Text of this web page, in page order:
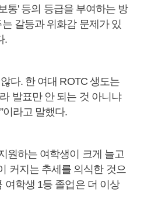
통' 등의 등급을 부여하는 방
갈등과 위화감 문제가 있
.
다. 한 여대 ROTC 생도는
발표만 안 되는 것 아니냐
이라고 말했다.
원하는 여학생이 크게 늘고
커지는 추세를 의식한 것으
여학생 1등 졸업은 더 이상